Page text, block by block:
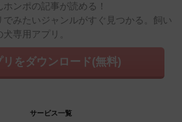
ンポの記事が読める！
でみたいジャンルがすぐ見つかる。飼い
専用アプリ。
リをダウンロード(無料)
サービス一覧